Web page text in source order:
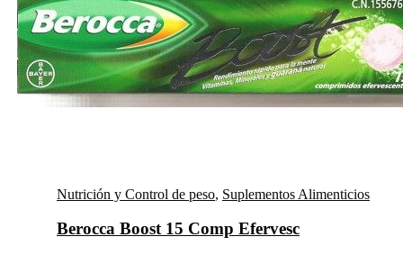
Nutrición y Control de peso, Suplementos Alimenticios
Berocca Boost 15 Comp Efervesc